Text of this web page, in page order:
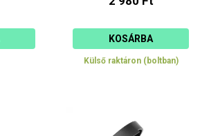
KOSÁRBA
Külső raktáron (boltban)